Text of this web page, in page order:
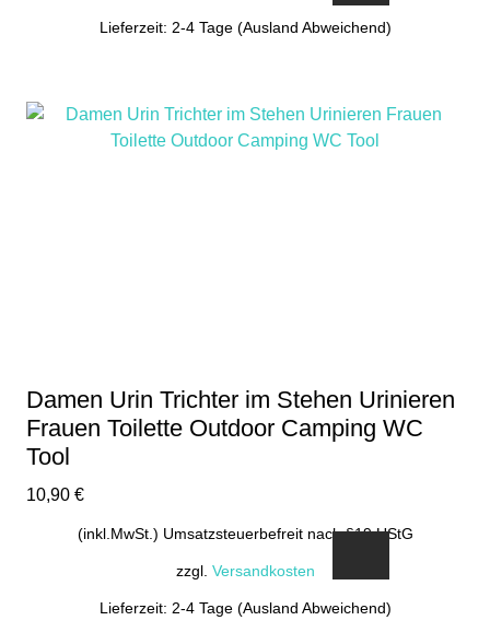
Lieferzeit: 2-4 Tage (Ausland Abweichend)
Damen Urin Trichter im Stehen Urinieren
Frauen Toilette Outdoor Camping WC
Tool
10,90 €
(inkl.MwSt.) Umsatzsteuerbefreit nach §19 UStG
zzgl. Versandkosten
Lieferzeit: 2-4 Tage (Ausland Abweichend)